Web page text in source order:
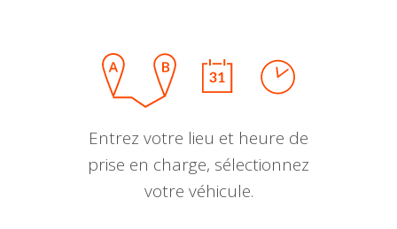
Entrez votre lieu et heure de
prise en charge, sélectionnez
votre véhicule.